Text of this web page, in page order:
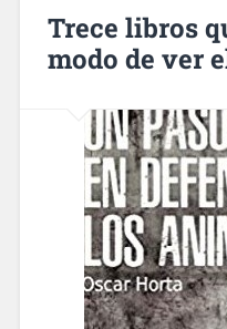
Trece libros
modo de ver